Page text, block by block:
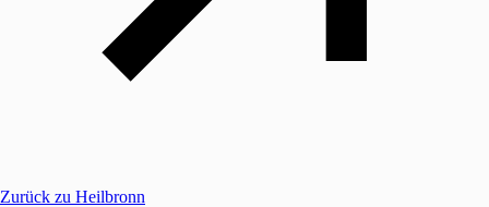
Zurück zu Heilbronn